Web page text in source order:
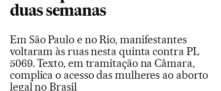
duas semanas
Em São Paulo e no Rio, manifestantes
voltaram às ruas nesta quinta contra PL
5069. Texto, em tramitação na Câmara,
complica o acesso das mulheres ao aborto
legal no Brasil